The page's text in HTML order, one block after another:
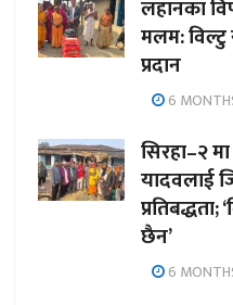
लहानका
मलम: विल्टु
प्रदान
6
सिरहा–२
यादवलाई
छैन’
6